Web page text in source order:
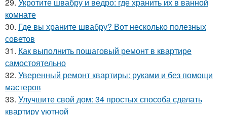
29. Укротите швабру и ведро: где хранить их в ванной
комнате
30. Где вы храните швабру? Вот несколько полезных
советов
31. Как выполнить пошаговый ремонт в квартире
самостоятельно
32. Уверенный ремонт квартиры: руками и без помощи
мастеров
33. Улучшите свой дом: 34 простых способа сделать
квартиру уютной